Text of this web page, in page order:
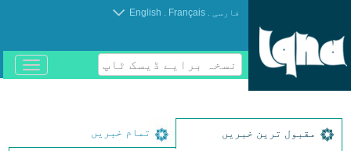
فارسی .
Français
.
English
نسخہ برایے ڈیسک ٹاپ
باز
و
مقبول ترین خبریں تمام خبریں